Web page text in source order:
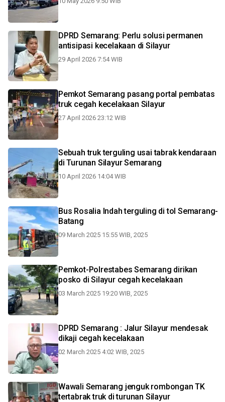
DPRD Semarang: Perlu solusi permanen
antisipasi kecelakaan di Silayur
29 April 2026 7:54 WIB
Pemkot Semarang pasang portal pembatas
truk cegah kecelakaan Silayur
27 April 2026 23:12 WIB
Sebuah truk terguling usai tabrak kendaraan
di Turunan Silayur Semarang
10 April 2026 14:04 WIB
Bus Rosalia Indah terguling di tol Semarang-
Batang
09 March 2025 15:55 WIB, 2025
Pemkot-Polrestabes Semarang dirikan
posko di Silayur cegah kecelakaan
03 March 2025 19:20 WIB, 2025
DPRD Semarang : Jalur Silayur mendesak
dikaji cegah kecelakaan
02 March 2025 4:02 WIB, 2025
Wawali Semarang jenguk rombongan TK
tertabrak truk di turunan Silayur